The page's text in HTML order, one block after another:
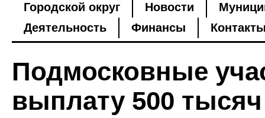
Городской округ Новости
Деятельность
Финансы
Подмосковные
выплату 500